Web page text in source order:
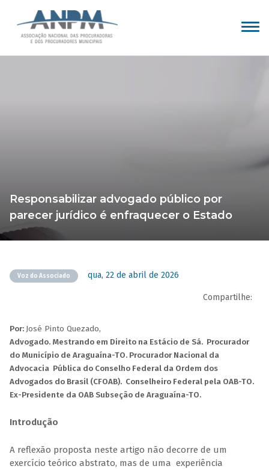
Responsabilizar advogado público por
parecer jurídico é enfraquecer o Estado
Voz do Associado qua, 22 de abril de 2026
Compartilhe:
Por: José Pinto Quezado,
Advogado. Mestrando em Direito na Estácio de Sá. Procurador
do Município de Araguaína-TO. Procurador Nacional da
Advocacia Pública do Conselho Federal da Ordem dos
Advogados do Brasil (CFOAB). Conselheiro Federal pela OAB-TO.
Ex-Presidente da OAB Subseção de Araguaína-TO.
Introdução
A reflexão proposta neste artigo não decorre de um
exercício teórico abstrato, mas de uma experiência